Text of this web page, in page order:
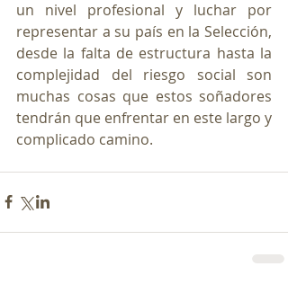
un nivel profesional y luchar por
representar a su país en la Selección,
desde la falta de estructura hasta la
complejidad del riesgo social son
muchas cosas que estos soñadores
tendrán que enfrentar en este largo y
complicado camino.